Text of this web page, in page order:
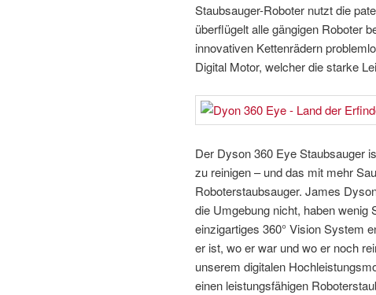
Staubsauger-Roboter nutzt die
überflügelt alle gängigen Roboter
innovativen Kettenrädern
Digital Motor, welcher die starke
Der Dyson 360 Eye Staubsauger
zu reinigen – und das mit mehr
Roboterstaubsauger. James
die Umgebung nicht, haben wenig
einzigartiges 360° Vision System
er ist, wo er war und wo er noch
unserem digitalen
einen leistungsfähigen